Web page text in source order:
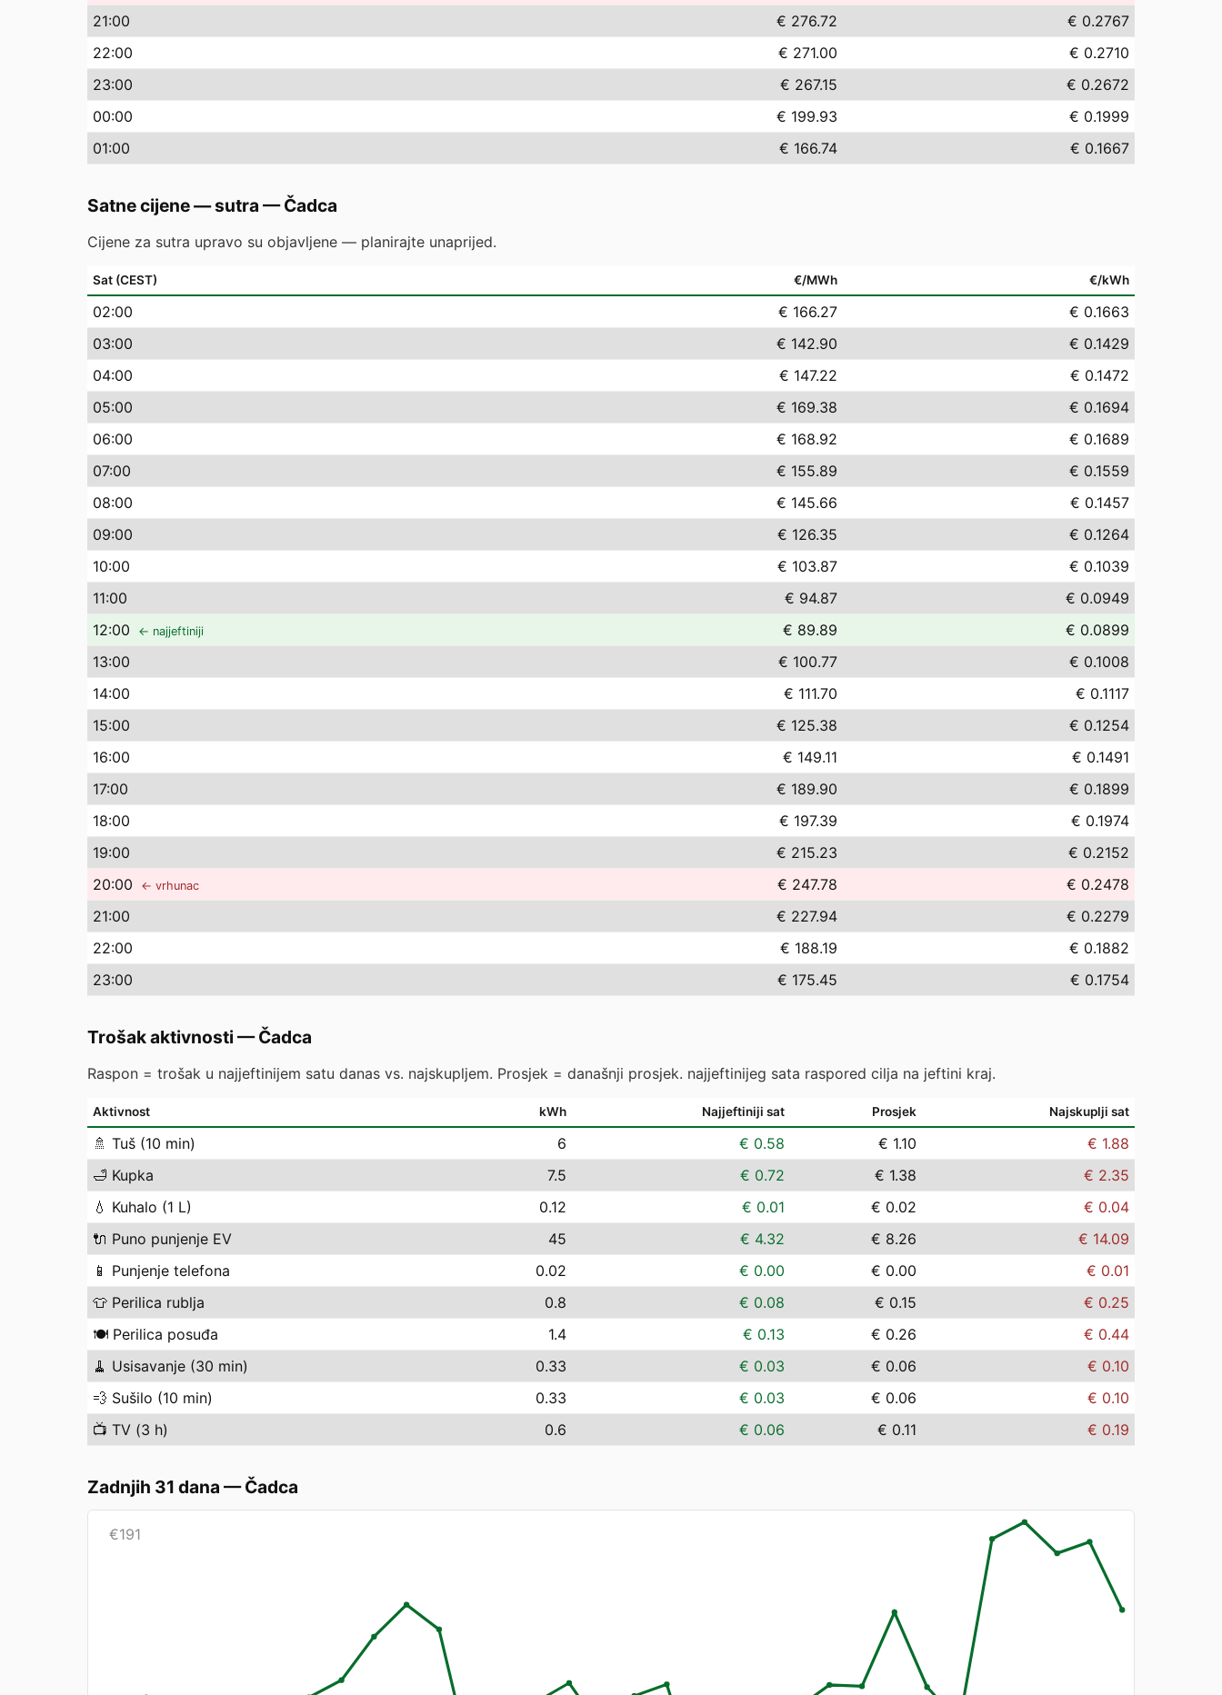
21:00 € 276.72
€ 0.2767
22:00 € 271.00
€ 0.2710
23:00 € 267.15
€ 0.2672
00:00 € 199.93
€ 0.1999
01:00 € 166.74 € 0.1667
Satne cijene — sutra —Čadca
Cijene za sutra upravo su objavljene — planirajte unaprijed.
Sat (CEST) €/MWh €/kWh
02:00 € 166.27
€ 0.1663
03:00 € 142.90
€ 0.1429
04:00 € 147.22
€ 0.1472
05:00 € 169.38
€ 0.1694
06:00 € 168.92
€ 0.1689
07:00 € 155.89
€ 0.1559
08:00 € 145.66
€ 0.1457
09:00 € 126.35
€ 0.1264
10:00 € 103.87
€ 0.1039
11:00 € 94.87
€ 0.0949
12:00 ← najjeftiniji € 89.89
€ 0.0899
13:00 € 100.77
€ 0.1008
14:00 € 111.70
€ 0.1117
15:00 € 125.38
€ 0.1254
16:00 € 149.11
€ 0.1491
17:00 € 189.90
€ 0.1899
18:00 € 197.39
€ 0.1974
19:00 € 215.23
€ 0.2152
20:00 ← vrhunac € 247.78
€ 0.2478
21:00 € 227.94
€ 0.2279
22:00 € 188.19
€ 0.1882
23:00 € 175.45 € 0.1754
Trošak aktivnosti —Čadca
Raspon = trošak u najjeftinijem satu danas vs. najskupljem. Prosjek = današnji prosjek. najjeftinijeg sata raspored cilja na jeftini kraj.
Aktivnost kWh Najjeftiniji sat Prosjek Najskuplji sat
🚿 Tuš (10 min) 6 € 0.58 € 1.10
€ 1.88
🛁 Kupka 7.5 € 0.72 € 1.38
€ 2.35
💧 Kuhalo (1 L) 0.12 € 0.01 € 0.02
€ 0.04
🔌 Puno punjenje EV 45 € 4.32 € 8.26
€ 14.09
📱 Punjenje telefona 0.02 € 0.00 € 0.00
€ 0.01
👕 Perilica rublja 0.8 € 0.08 € 0.15
€ 0.25
🍽️ Perilica posuđa 1.4 € 0.13 € 0.26
€ 0.44
🧹 Usisavanje (30 min) 0.33 € 0.03 € 0.06
€ 0.10
💨 Sušilo (10 min) 0.33 € 0.03 € 0.06
€ 0.10
📺 TV (3 h) 0.6 € 0.06 € 0.11 € 0.19
Zadnjih 31 dana —Čadca
€191